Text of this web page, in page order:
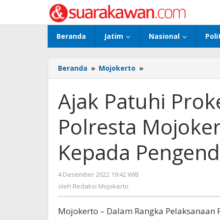
konten
Beranda
Jatim Nasional
Beranda » Mojokerto »
Patuhi
Pamor
Keris
Polresta
Mojokerto
Bagikan
Masker
Kepada
Ajak Patuhi
Polresta
Kepada
4 Desember 2022 19:42 WIB
oleh Redaksi Mojokerto
Mojokerto – Dalam Rangka Pelaksanaan